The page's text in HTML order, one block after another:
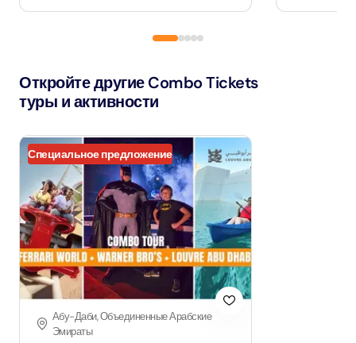
Откройте другие Combo Tickets
туры и активности
Специальное предложение
Абу-Даби, Объединенные Арабские
Эмираты